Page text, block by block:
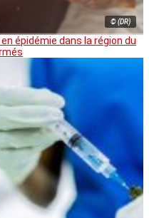
© (DR)
épidémie dans la région du